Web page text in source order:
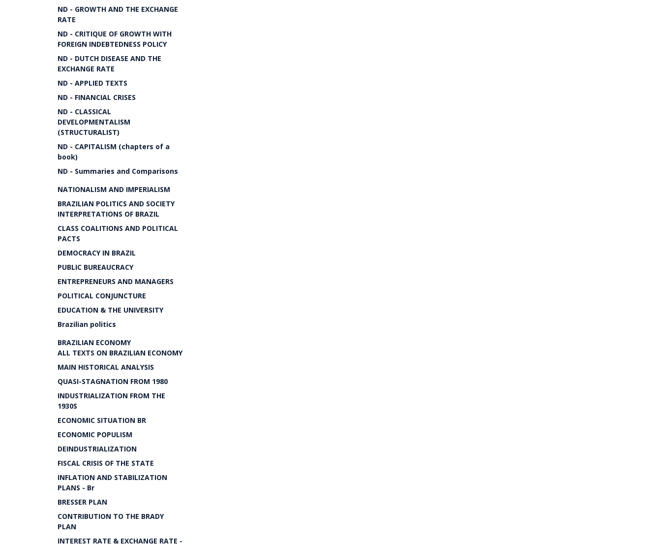
ND - GROWTH AND THE EXCHANGE
RATE
ND - CRITIQUE OF GROWTH WITH
FOREIGN INDEBTEDNESS POLICY
ND - DUTCH DISEASE AND THE
EXCHANGE RATE
ND - APPLIED TEXTS
ND - FINANCIAL CRISES
ND - CLASSICAL
DEVELOPMENTALISM
(STRUCTURALIST)
ND - CAPITALISM (chapters of a
book)
ND - Summaries and Comparisons
NATIONALISM AND IMPERIALISM
BRAZILIAN POLITICS AND SOCIETY
INTERPRETATIONS OF BRAZIL
CLASS COALITIONS AND POLITICAL
PACTS
DEMOCRACY IN BRAZIL
PUBLIC BUREAUCRACY
ENTREPRENEURS AND MANAGERS
POLITICAL CONJUNCTURE
EDUCATION & THE UNIVERSITY
Brazilian politics
BRAZILIAN ECONOMY
ALL TEXTS ON BRAZILIAN ECONOMY
MAIN HISTORICAL ANALYSIS
QUASI-STAGNATION FROM 1980
INDUSTRIALIZATION FROM THE
1930S
ECONOMIC SITUATION BR
ECONOMIC POPULISM
DEINDUSTRIALIZATION
FISCAL CRISIS OF THE STATE
INFLATION AND STABILIZATION
PLANS - Br
BRESSER PLAN
CONTRIBUTION TO THE BRADY
PLAN
INTEREST RATE & EXCHANGE RATE -